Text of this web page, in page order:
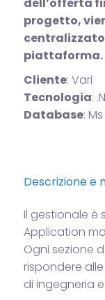
dell’offerta
progetto,
centralizzato
piattaforma.
Cliente: Vari
Tecnologia:
Database:
Descrizione e
Il gestionale
Application
Ogni sezione
rispondere
di ingegneria